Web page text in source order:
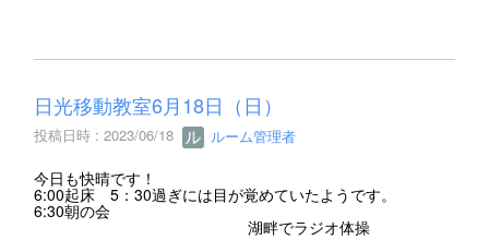
日光移動教室6月18日（日）
投稿日時 : 2023/06/18 ルーム管理者
今日も快晴です！
6:00起床 5：30過ぎには目が覚めていたようです。
6:30朝の会
湖畔でラジオ体操